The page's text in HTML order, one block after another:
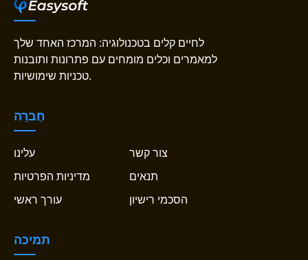
לחיים קלים בטכנולוגיה: המרכז האחד שלך
למאמרים וכלים מומחים עם פתרונות ותובנות
טכניות שימושיות.
חֶברָה
עלינו
צור קשר
מדיניות הפרטיות
תנאים
עורך ראשי
הסכמי רישיון
תמיכה